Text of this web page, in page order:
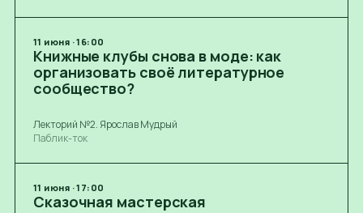
11 июня ·16:00
Книжные клубы снова в моде: как
организовать своё литературное
сообщество?
Лекторий №2. Ярослав Мудрый
Паблик-ток
11 июня ·17:00
Сказочная мастерская